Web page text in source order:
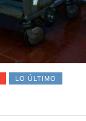
LO ÚLTIMO